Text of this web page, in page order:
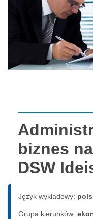
biznes
DSW
Język wykładowy:
Grupa kierunków: